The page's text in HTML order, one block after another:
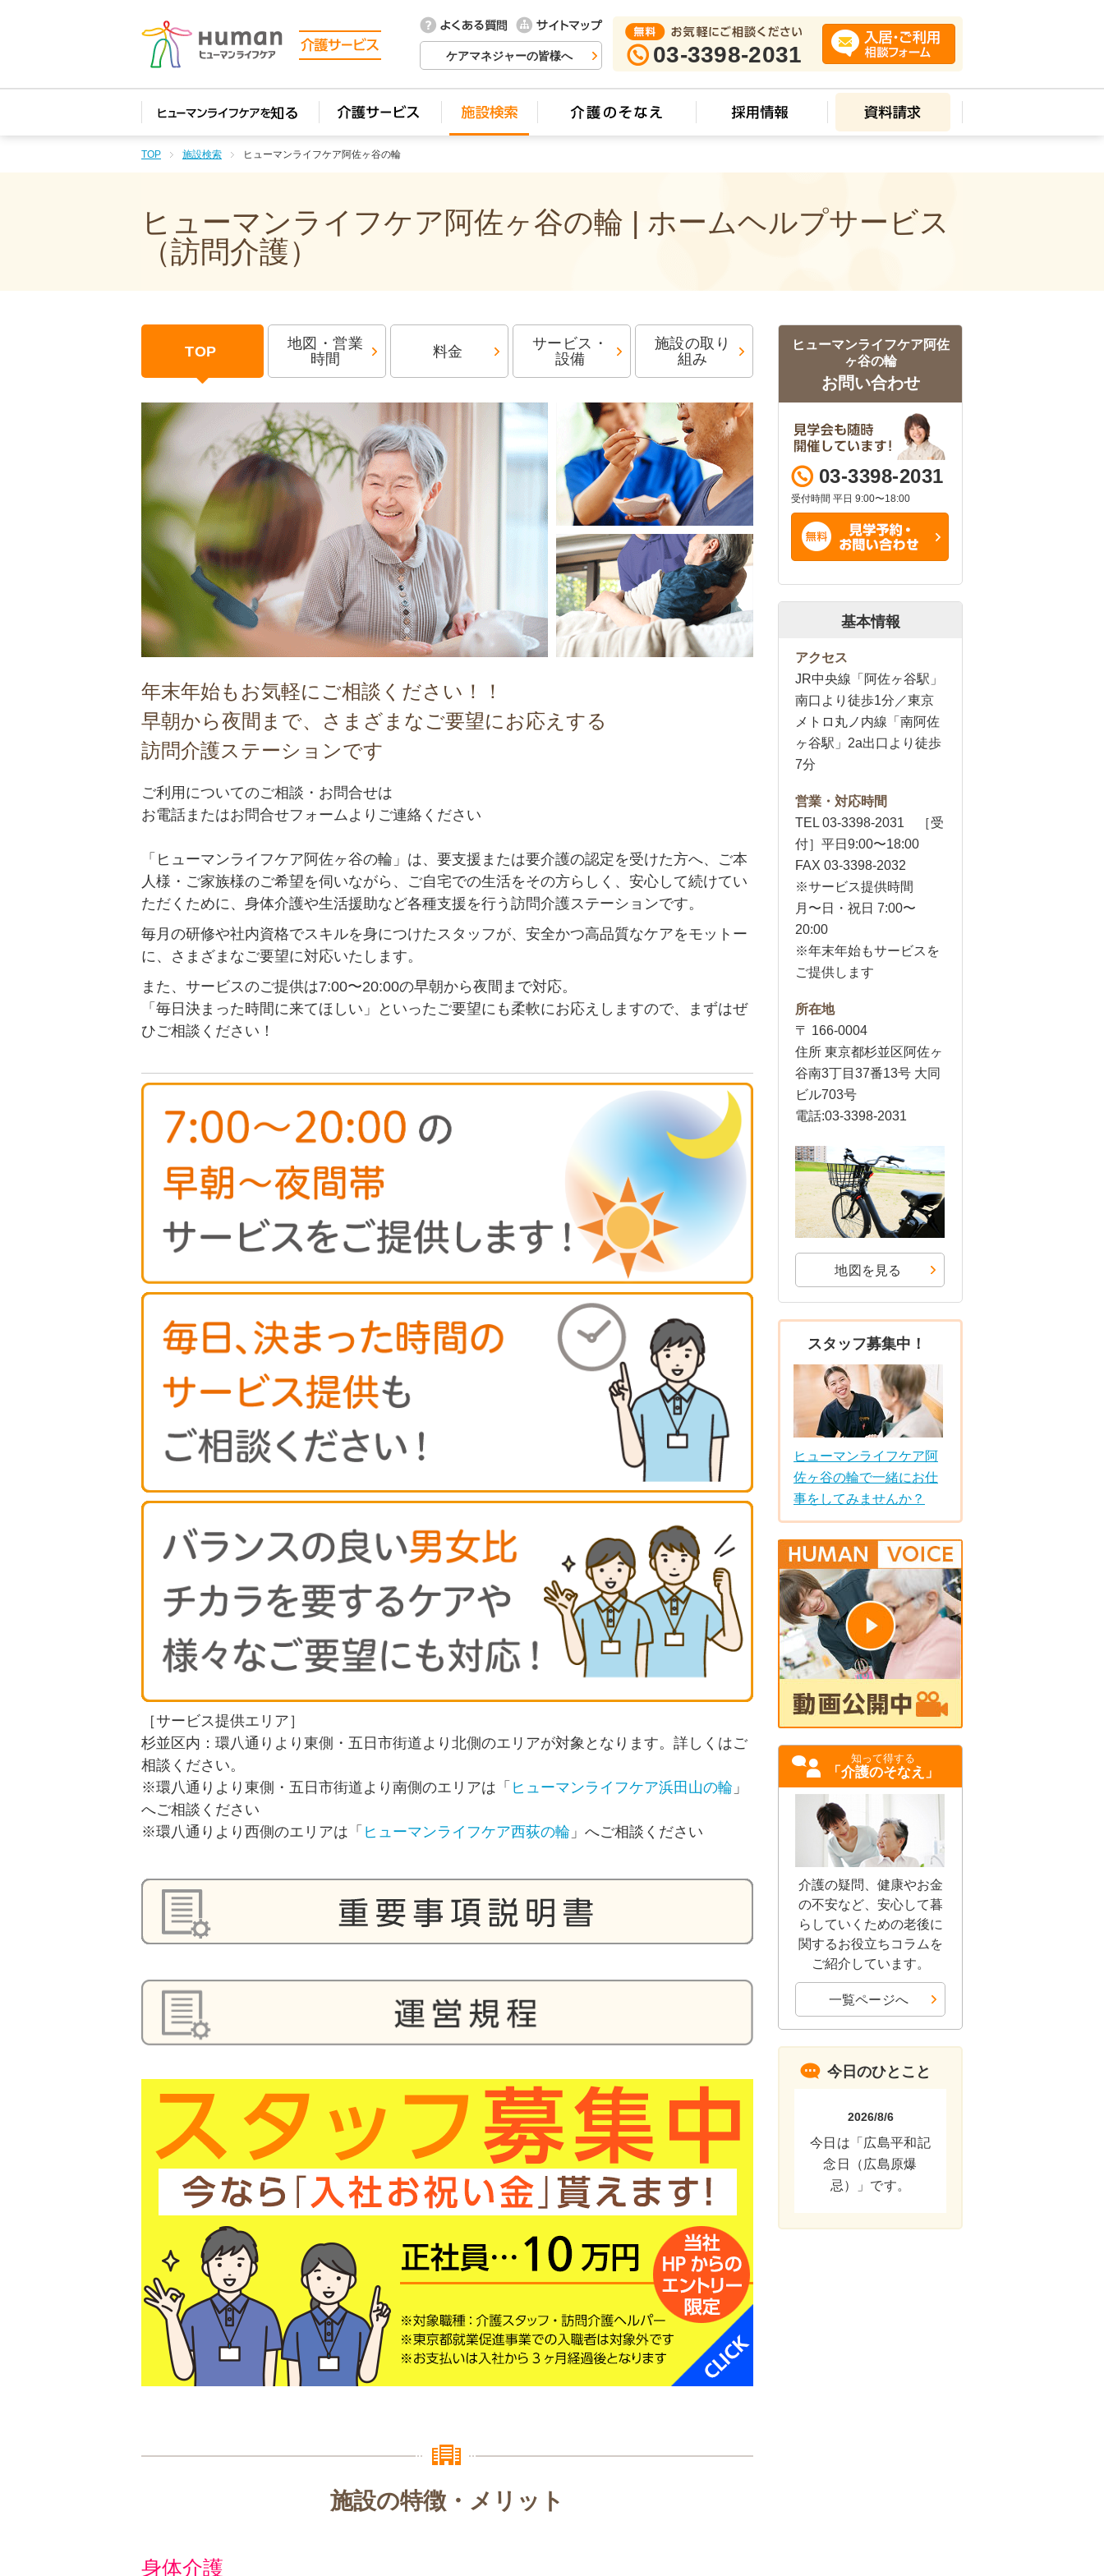
ケアマネジャーの皆様へ 03-3398-2031
TOP 施設検索 ヒューマンライフケア阿佐ヶ谷の輪
ヒューマンライフケア阿佐ヶ谷の輪 | ホームヘルプサービス
（訪問介護）
TOP
地図・営業
時間
料金
サービス・
設備
施設の取り
組み
年末年始もお気軽にご相談ください！！
早朝から夜間まで、さまざまなご要望にお応えする
訪問介護ステーションです
ご利用についてのご相談・お問合せは
お電話またはお問合せフォームよりご連絡ください
「ヒューマンライフケア阿佐ヶ谷の輪」は、要支援または要介護の認定を受けた方へ、ご本
人様・ご家族様のご希望を伺いながら、ご自宅での生活をその方らしく、安心して続けてい
ただくために、身体介護や生活援助など各種支援を行う訪問介護ステーションです。
毎月の研修や社内資格でスキルを身につけたスタッフが、安全かつ高品質なケアをモットー
に、さまざまなご要望に対応いたします。
また、サービスのご提供は7:00〜20:00の早朝から夜間まで対応。
「毎日決まった時間に来てほしい」といったご要望にも柔軟にお応えしますので、まずはぜ
ひご相談ください！
［サービス提供エリア］
杉並区内：環八通りより東側・五日市街道より北側のエリアが対象となります。詳しくはご
相談ください。
※環八通りより東側・五日市街道より南側のエリアは「 ヒューマンライフケア浜田山の輪 」
へご相談ください
※環八通りより西側のエリアは「 ヒューマンライフケア西荻の輪 」へご相談ください
施設の特徴・メリット
身体介護
ヒューマンライフケア阿佐
ヶ谷の輪
お問い合わせ
03-3398-2031
受付時間 平日 9:00〜18:00
基本情報
アクセス
JR中央線「阿佐ヶ谷駅」
南口より徒歩1分／東京
メトロ丸ノ内線「南阿佐
ヶ谷駅」2a出口より徒歩
7分
営業・対応時間
TEL 03-3398-2031 ［受
付］平日9:00〜18:00
FAX 03-3398-2032
※サービス提供時間
月〜日・祝日 7:00〜
20:00
※年末年始もサービスを
ご提供します
所在地
〒 166-0004
住所 東京都杉並区阿佐ヶ
谷南3丁目37番13号 大同
ビル703号
電話:03-3398-2031
地図を見る
スタッフ募集中！
ヒューマンライフケア阿
佐ヶ谷の輪で一緒にお仕
事をしてみませんか？
知って得する
「介護のそなえ」
介護の疑問、健康やお金
の不安など、安心して暮
らしていくための老後に
関するお役立ちコラムを
ご紹介しています。
一覧ページへ
今日のひとこと
2026/8/6
今日は「広島平和記
念日（広島原爆
忌）」です。